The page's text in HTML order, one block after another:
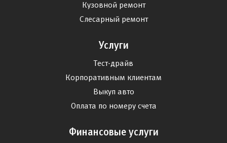
Кузовной ремонт
Слесарный ремонт
Услуги
Тест-драйв
Корпоративным клиентам
Выкуп авто
Оплата по номеру счета
Финансовые услуги